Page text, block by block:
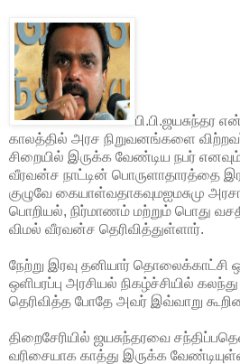
பி.பி.ஜயசுந்தர
காலத்தில் அரச நிறுவனங்களை
சிறையில் இருக்க வேண்டிய நபர் எனவும்
வீரவன்ச நாட்டின் பொருளாதாரத்தை
குழுவே கையாள்வதாகவுமஐமசுமு
பொறியல், நிர்மாணம் மற்றும் பொது
விமல் வீரவன்ச தெரிவித்துள்ளார்.
நேற்று இரவு தனியார் தொலைக்காட்சி
ஒளிபரப்பு அரசியல் நிகழ்ச்சியில்
தெரிவித்த போதே அவர் இவ்வாறு
திறைசேரியில் ஜயசுந்தரவை
வரிசையாக காத்து இருக்க